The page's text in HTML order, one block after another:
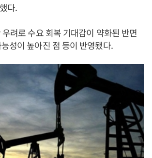
다.
려로 수요 회복 기대감이 약화된 반면
성이 높아진 점 등이 반영됐다.